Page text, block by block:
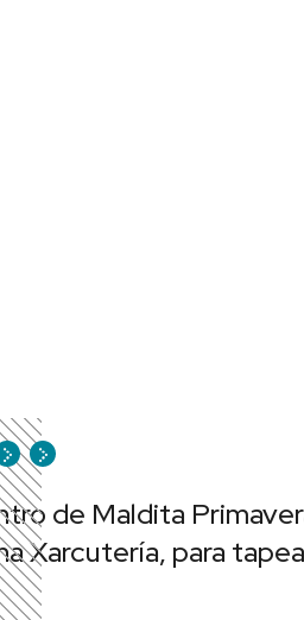
de Maldita
Xarcutería, para